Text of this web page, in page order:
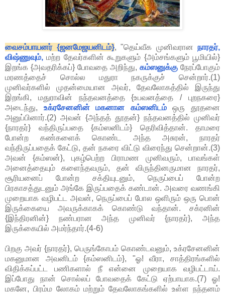
வைசம்பாயனர் {ஜனமேஜயனிடம்}, "தெய்வீக முனிவரான நாரதர்,
விஷ்ணுவும், மற்ற தேவர்களின் கூறுகளும் {அம்சங்களும் பூமியில்}
இறங்க {அவதரிக்கப்} போவதை அறிந்து, கம்ஸனுக்கு நேரப்போகும்
மரணத்தைச் சொல்ல மதுரா நகருக்குச் சென்றார்.(1)
முனிவர்களில் முதன்மையான அவர், தேவலோகத்தில் இருந்து
இறங்கி, மதுராவின் நந்தவனத்தை {உபவனத்தை / புறநகரை}
அடைந்து, உக்ரசேனனின் மகனான கம்ஸனிடம்ஒரு தூதனை
அனுப்பினார்.(2) அவன் {அந்தத் தூதன்} நந்தவனத்தில் முனிவர்
{நாரதர்} வந்திருப்பதை {கம்ஸனிடம்} தெரிவித்தான். தாமரை
போன்ற கண்களைக் கொண்ட அந்த அசுரன், நாரதர்
வந்திருப்பதைக் கேட்டு, தன் நகரை விட்டு விரைந்து சென்றான்.(3)
அவன் {கம்ஸன்}, புகழ்பெற்ற பிராமண முனிவரும், பாவங்கள்
அனைத்தையும் களைந்தவரும், தன் விருந்தினருமான நாரதர்,
சூரியனைப் போன்ற சக்தியுடனும், நெருப்பைப் போன்ற
பிரகாசத்துடனும் அங்கே இருப்பதைக் கண்டான். அவரை வணங்கி
முறையாக வழிபட்ட அவன், நெருப்பைப் போல ஒளிரும் ஒரு பொன்
இருக்கையை அவருக்காகக் கொண்டு வந்தான். சக்ரனின்
{இந்திரனின்} நண்பரான அந்த முனிவர் {நாரதர்}, அந்த
இருக்கையில் அமர்ந்தார்.(4-6)
பிறகு அவர் {நாரதர்}, பெருங்கோபம் கொண்டவனும், உக்ரசேனனின்
மகனுமான அவனிடம் {கம்ஸனிடம்}, "ஓ! வீரா, சாத்திரங்களில்
விதிக்கப்பட்ட பணிகளால் நீ என்னை முறையாக வழிபட்டாய்.
இப்போது நான் சொல்லப் போவதைக் கேட்டு ஏற்பாயாக.(7) ஓ!
மகனே, பிரம்ம லோகம் மற்றும் தேவலோகங்களில் உள்ள நந்தனம்